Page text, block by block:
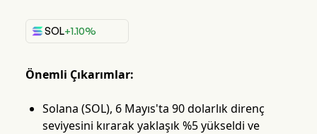
SOL+1.10%
Önemli Çıkarımlar:
Solana (SOL), 6 Mayıs'ta 90 dolarlık direnç
seviyesini kırarak yaklaşık %5 yükseldi ve